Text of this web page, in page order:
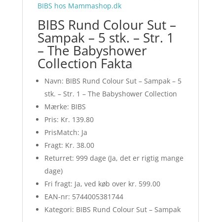
BIBS hos Mammashop.dk
BIBS Rund Colour Sut –
Sampak – 5 stk. – Str. 1
– The Babyshower
Collection Fakta
Navn: BIBS Rund Colour Sut – Sampak – 5
stk. – Str. 1 – The Babyshower Collection
Mærke: BIBS
Pris: Kr. 139.80
PrisMatch: Ja
Fragt: Kr. 38.00
Returret: 999 dage (Ja, det er rigtig mange
dage)
Fri fragt: Ja, ved køb over kr. 599.00
EAN-nr: 5744005381744
Kategori: BIBS Rund Colour Sut – Sampak